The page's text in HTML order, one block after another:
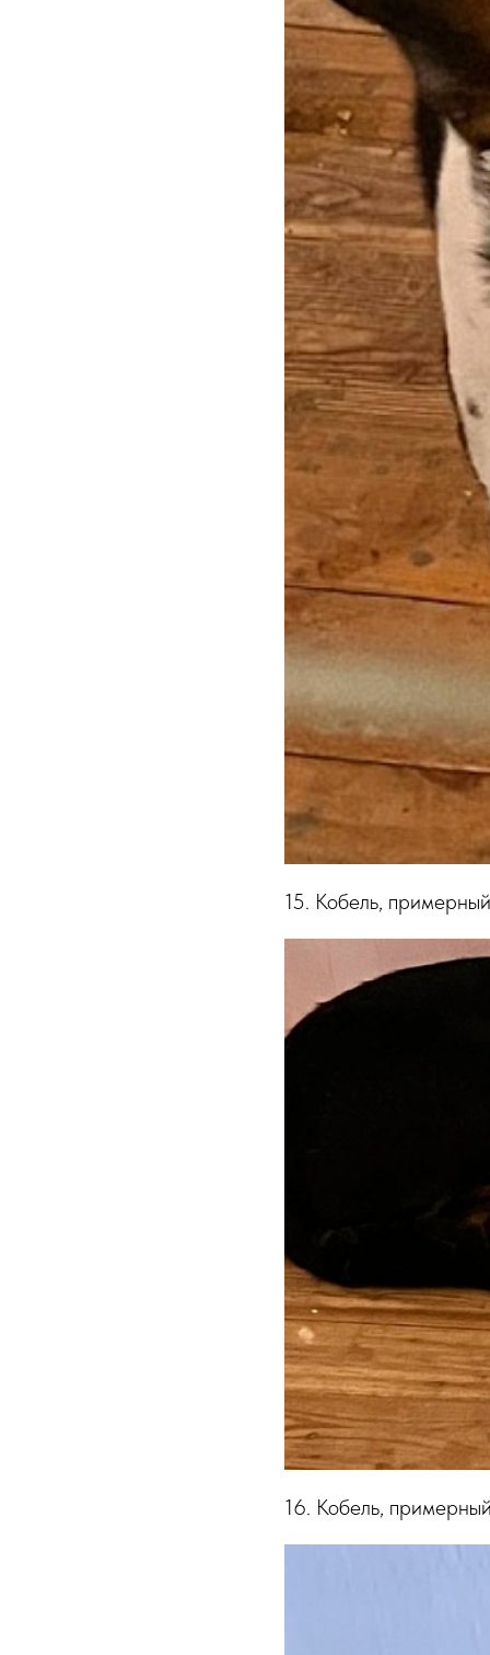
15. Кобель,
16. Кобель,